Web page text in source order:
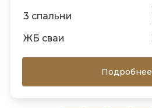
3 спальни
ЖБ сваи
Подробнее